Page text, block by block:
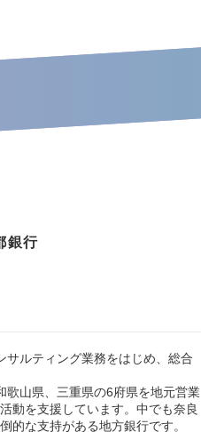
銀行
ルティング業務をはじめ、総合
歌山県、三重県の6府県を地元営業
動を支援しています。中でも奈良
的な支持がある地方銀行です。